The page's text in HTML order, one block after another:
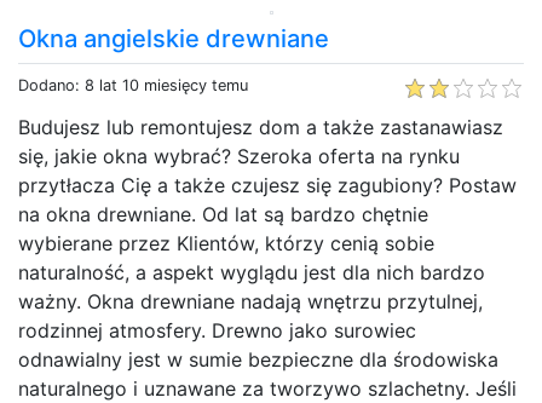
Okna angielskie drewniane
Dodano: 8 lat 10 miesięcy temu
Budujesz lub remontujesz dom a także zastanawiasz
się, jakie okna wybrać? Szeroka oferta na rynku
przytłacza Cię a także czujesz się zagubiony? Postaw
na okna drewniane. Od lat są bardzo chętnie
wybierane przez Klientów, którzy cenią sobie
naturalność, a aspekt wyglądu jest dla nich bardzo
ważny. Okna drewniane nadają wnętrzu przytulnej,
rodzinnej atmosfery. Drewno jako surowiec
odnawialny jest w sumie bezpieczne dla środowiska
naturalnego i uznawane za tworzywo szlachetny. Jeśli